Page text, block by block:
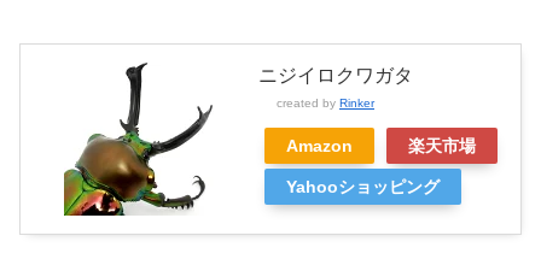
ニジイロクワガタ
created by Rinker
Amazon 楽天市場
Yahooショッピング